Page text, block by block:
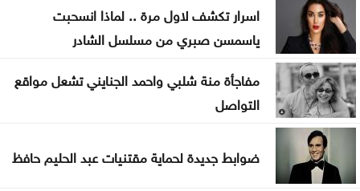
اسرار تكشف لاول مرة .. لماذا انسحبت
ياسمسن صبري من مسلسل الشادر
مفاجأة منة شلبي واحمد الجنايني تشعل مواقع
التواصل
ضوابط جديدة لحماية مقتنيات عبد الحليم حافظ